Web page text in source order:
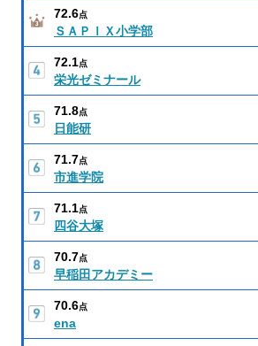
72.6点
ＳＡＰＩＸ小学部
72.1点
栄光ゼミナール
71.8点
日能研
71.7点
市進学院
71.1点
四谷大塚
70.7点
早稲田アカデミー
70.6点
ena